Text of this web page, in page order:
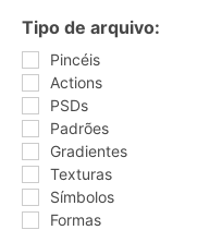
Tipo de arquivo:
Pincéis
Actions
PSDs
Padrões
Gradientes
Texturas
Símbolos
Formas